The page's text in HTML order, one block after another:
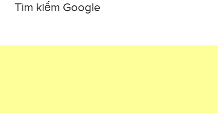
Tìm kiếm Google